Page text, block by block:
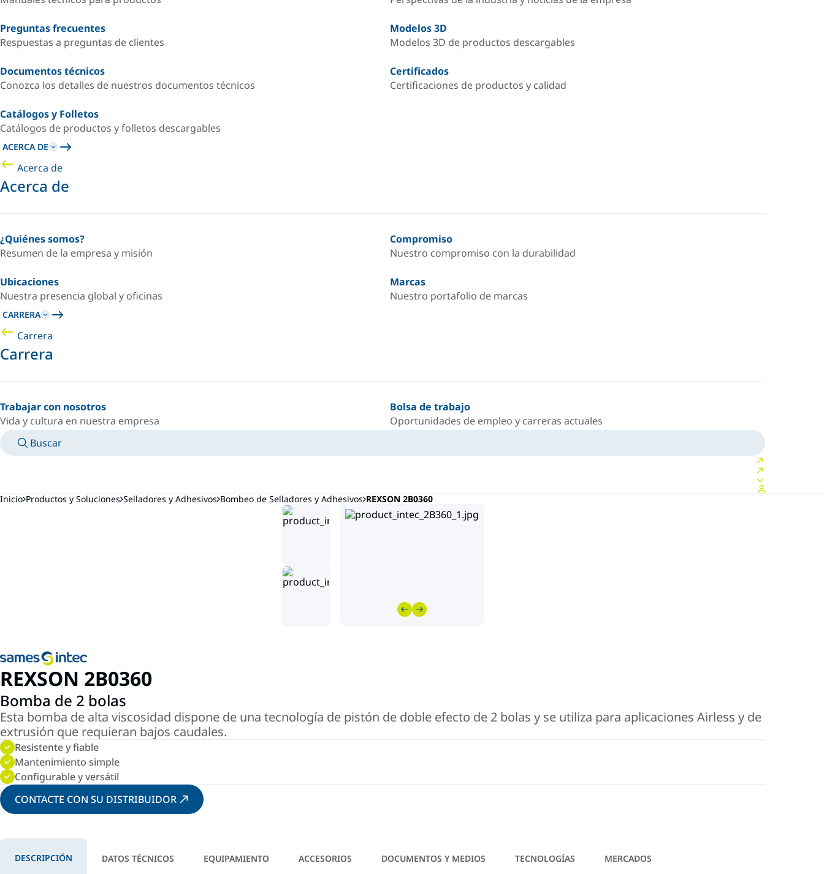
Preguntas frecuentes
Respuestas a preguntas de clientes
Modelos 3D
Modelos 3D de productos descargables
Documentos técnicos
Conozca los detalles de nuestros documentos técnicos
Certificados
Certificaciones de productos y calidad
Catálogos y Folletos
Catálogos de productos y folletos descargables
ACERCA DE
Acerca de
Acerca de
¿Quiénes somos?
Resumen de la empresa y misión
Compromiso
Nuestro compromiso con la durabilidad
Ubicaciones
Nuestra presencia global y oficinas
Marcas
Nuestro portafolio de marcas
CARRERA
Carrera
Carrera
Trabajar con nosotros
Vida y cultura en nuestra empresa
Bolsa de trabajo
Oportunidades de empleo y carreras actuales
Buscar
Inicio Productos y Soluciones Selladores y Adhesivos Bombeo de Selladores y Adhesivos REXSON 2B0360
REXSON 2B0360
Bomba de 2 bolas
Esta bomba de alta viscosidad dispone de una tecnología de pistón de doble efecto de 2 bolas y se utiliza para aplicaciones Airless y de
extrusión que requieran bajos caudales.
Resistente y fiable
Mantenimiento simple
Configurable y versátil
CONTACTE CON SU DISTRIBUIDOR
DESCRIPCIÓN DATOS TÉCNICOS EQUIPAMIENTO ACCESORIOS DOCUMENTOS Y MEDIOS TECNOLOGÍAS MERCADOS